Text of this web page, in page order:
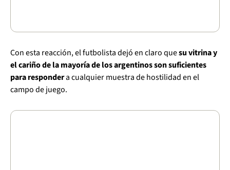
Con esta reacción, el futbolista dejó en claro quesu vitrina y
el cariño de la mayoría de los argentinos son suficientes
para respondera cualquier muestra de hostilidad en el
campo de juego.